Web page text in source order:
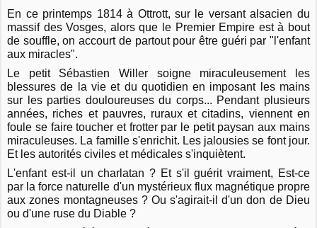
En ce printemps 1814 à Ottrott, sur le versant alsacien du
massif des Vosges, alors que le Premier Empire est à bout
de souffle, on accourt de partout pour être guéri par "l'enfant
aux miracles".
Le petit Sébastien Willer soigne miraculeusement les
blessures de la vie et du quotidien en imposant les mains
sur les parties douloureuses du corps... Pendant plusieurs
années, riches et pauvres, ruraux et citadins, viennent en
foule se faire toucher et frotter par le petit paysan aux mains
miraculeuses. La famille s'enrichit. Les jalousies se font jour.
Et les autorités civiles et médicales s'inquiètent.
L'enfant est-il un charlatan ? Et s'il guérit vraiment, Est-ce
par la force naturelle d'un mystérieux flux magnétique propre
aux zones montagneuses ? Ou s'agirait-il d'un don de Dieu
ou d'une ruse du Diable ?